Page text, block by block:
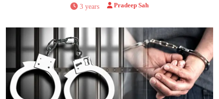
3 years Pradeep Sah